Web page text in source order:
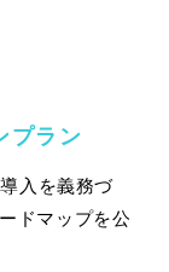
プラン
入を義務づ
ドマップを公